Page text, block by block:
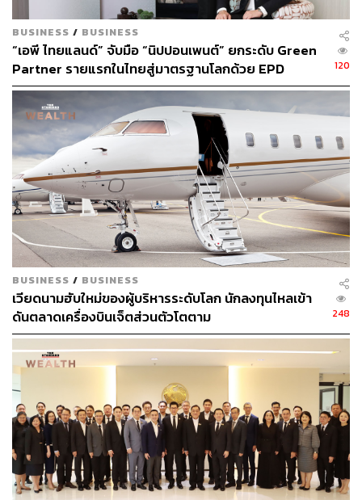
ผลสำรวจ 5 ปีข้างหน้า ผู้บริโภคให้ความสนใจบ้านโซน
ไหน
ปี 2567 SCB EIC สำรวจความต้องการของผู้บริโภคในระยะ
5 ปีข้างหน้า พบว่ามีกลุ่มผู้มีแผนจะซื้อที่อยู่อาศัยแนวราบให้
ความสนใจบริเวณทำเลรถไฟฟ้าสายสีส้ม ส่วนตะวันออก
และทำเลใกล้เคียง มีสัดส่วนรวมกันประมาณ 23%
นอกจากนี้ หากเจาะลึกข้อมูลพบว่า ทำเลที่ผู้บริโภคสนใจใน
ลำดับต้นๆ ได้แก่ พื้นที่กรุงเทพฯ ฝั่งตะวันออก คือ เขต
บางกะปิ, บึงกุ่ม, สะพานสูง และลาดกระบัง ซึ่งสาเหตุที่ผู้
บริโภคสนใจทำเลดังกล่าว เนื่องจากมีความสะดวกในการ
เดินทาง เพราะมีรถไฟฟ้าสายสีเหลืองที่เริ่มเปิดให้บริการแล้ว
รวมถึงมีการเชื่อมต่อการเดินทางกับแอร์พอร์ต เรล ลิงก์ รวม
ทั้งอยู่ใกล้กับมหาวิทยาลัย ศูนย์การค้า และท่าอากาศยาน
สุวรรณภูมิ อีกทั้งเดินทางออกไปพื้นที่ต่างจังหวัดในภาค
ตะวันออกได้อย่างสะดวก เป็นปัจจัยที่ทำให้ผู้บริโภคซื้อที่อยู่
อาศัยในพื้นที่ตะวันออก
ขณะที่ผลสำรวจของผู้บริโภคที่มีแผนจะซื้อคอนโดมิเนียมใน
ช่วง 5 ปีข้างหน้า พบว่า มีความสนใจที่จะซื้อคอนโดมิเนียม
ในโซนรถไฟฟ้าสายสีส้ม ส่วนตะวันออก และบริเวณใกล้เคียง
BUSINESS / BUSINESS
“เอพี ไทยแลนด์” จับมือ “นิปปอนเพนต์” ยกระดับ Green
Partner รายแรกในไทยสู่มาตรฐานโลกด้วย EPD
International พร้อมชูแนวคิด Global Standards for
Global Sustainable Living ส่งมอบบ้านคุณภาพ ลด
ผลกระทบต่อสิ่งแวดล้อม พร้อมปั้นนักออกแบบที่ใส่ใจโลก
120
BUSINESS / BUSINESS
เวียดนามฮับใหม่ของผู้บริหารระดับโลก นักลงทุนไหลเข้า
ดันตลาดเครื่องบินเจ็ตส่วนตัวโตตาม
248